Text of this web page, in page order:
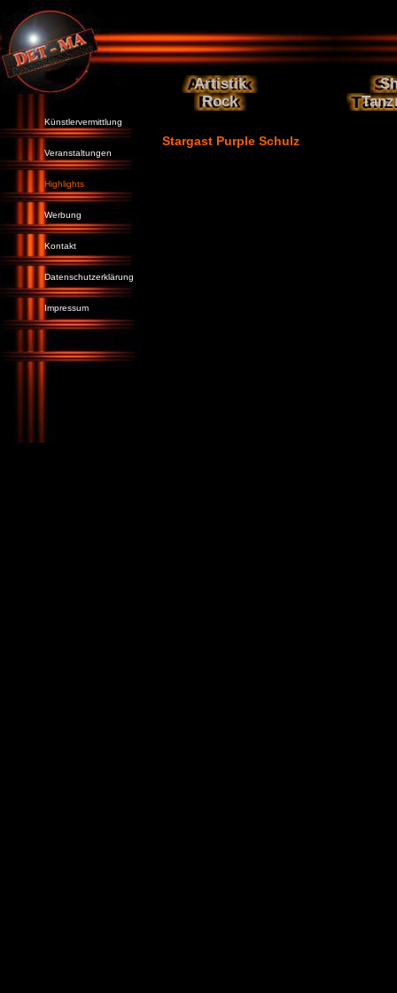
Künstlervermittlung
Veranstaltungen
Highlights
Werbung
Kontakt
Datenschutzerklärung
Impressum
Artistik
Rock
Stargast Purple Schulz